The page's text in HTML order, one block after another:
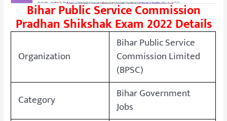
Bihar Public Service Commission
Pradhan Shikshak Exam 2022 Details
Organization
Bihar Public Service
Commission Limited
(BPSC)
Category
Bihar Government
Jobs